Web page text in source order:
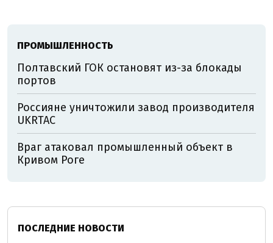
ПРОМЫШЛЕННОСТЬ
Полтавский ГОК остановят из-за блокады
портов
Россияне уничтожили завод производителя
UKRTAC
Враг атаковал промышленный объект в
Кривом Роге
ПОСЛЕДНИЕ НОВОСТИ